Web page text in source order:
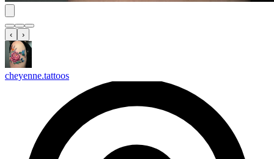
‹ ›
cheyenne.tattoos